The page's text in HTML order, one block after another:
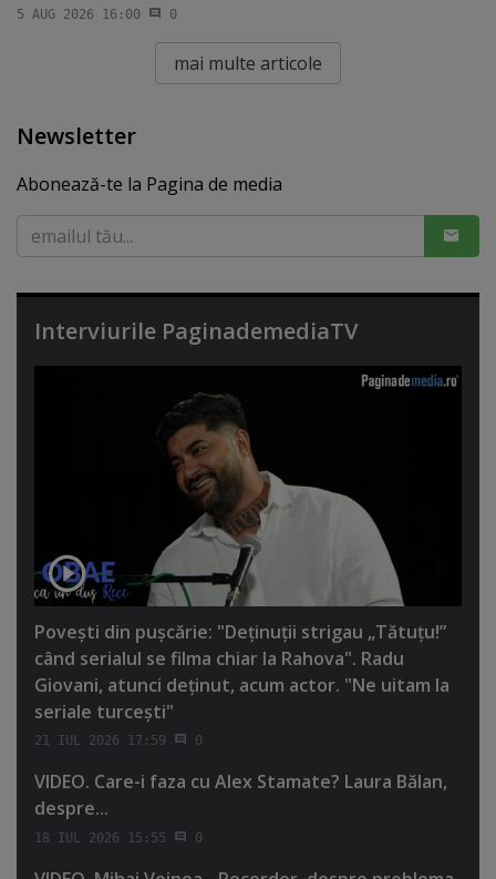
5 AUG 2026 16:00 0
mai multe articole
Newsletter
Abonează-te la Pagina de media
Interviurile PaginademediaTV
Poveşti din puşcărie: "Deţinuţii strigau „Tătuţu!”
când serialul se filma chiar la Rahova". Radu
Giovani, atunci deţinut, acum actor. "Ne uitam la
seriale turceşti"
21 IUL 2026 17:59 0
VIDEO. Care-i faza cu Alex Stamate? Laura Bălan,
despre...
18 IUL 2026 15:55 0